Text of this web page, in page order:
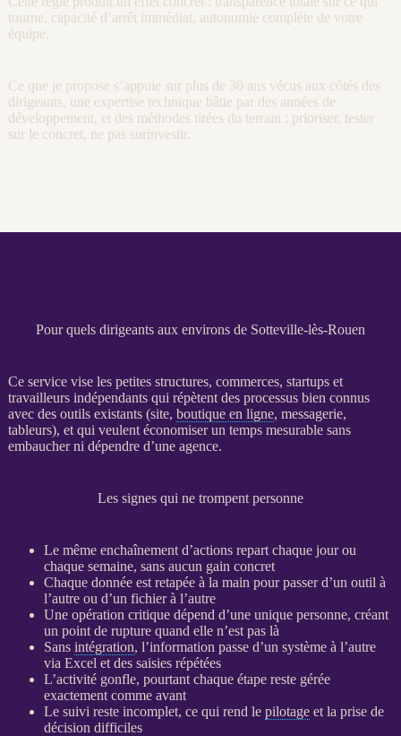
tourne, capacité d’arrêt immédiat, autonomie complète de votre
équipe.
Ce que je propose s’appuie sur plus de 30 ans vécus aux côtés des
dirigeants, une expertise technique bâtie par des années de
développement, et des méthodes tirées du terrain : prioriser, tester
sur le concret, ne pas surinvestir.
Pour quels dirigeants aux environs de Sotteville-lès-Rouen
Ce service vise les petites structures, commerces, startups et
travailleurs indépendants qui répètent des processusbien connus
avec des outils existants (site, boutique en ligne, messagerie,
tableurs), et qui veulent économiser un temps mesurable sans
embaucher ni dépendre d’une agence.
Les signes qui ne trompent personne
Le même enchaînement d’actions repart chaque jour ou
chaque semaine, sans aucun gain concret
Chaque donnéeest retapée à la main pour passer d’un outil à
l’autre ou d’un fichier à l’autre
Une opération critique dépend d’une unique personne, créant
un point de rupture quand elle n’est pas là
Sans intégration, l’information passe d’un système à l’autre
via Excel et des saisies répétées
L’activité gonfle, pourtant chaque étape reste gérée
exactement comme avant
Le suivi reste incomplet, ce qui rend le pilotageet la prise de
décision difficiles